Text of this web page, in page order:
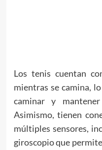
Los tenis cuentan
mientras se camina,
caminar y
Asimismo, tienen
múltiples sensores,
giroscopio que